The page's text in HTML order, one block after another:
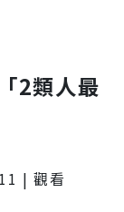
2類人最
| 觀看